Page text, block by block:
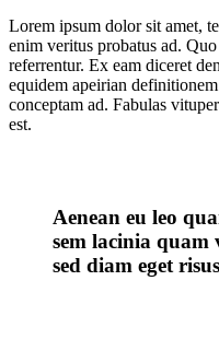
Lorem ipsum dolor sit amet,
enim veritus probatus ad.
referrentur. Ex eam diceret
equidem apeirian
conceptam ad. Fabulas
est.
Aenean eu leo
sem lacinia quam
sed diam eget